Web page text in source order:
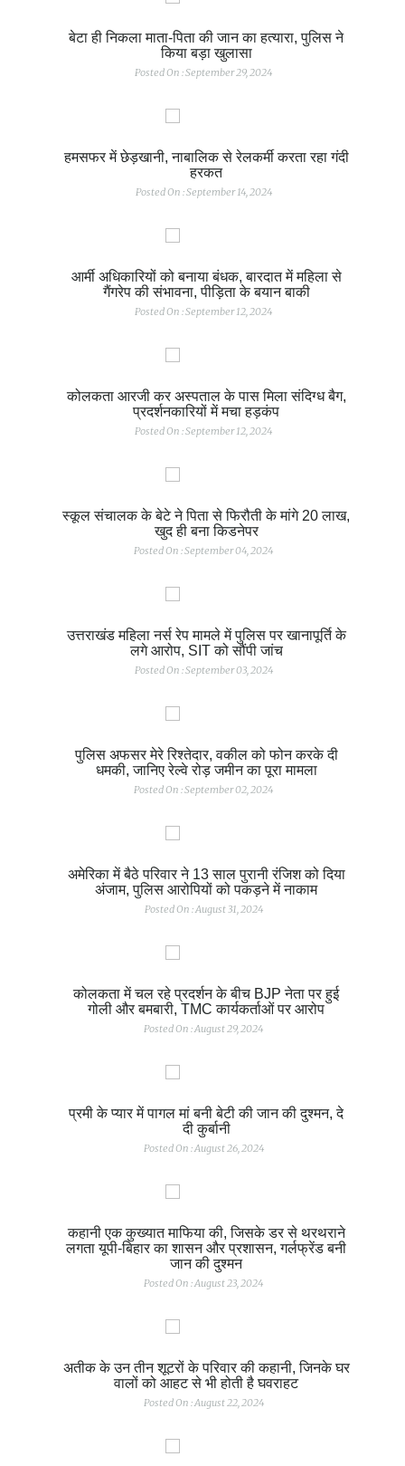
बेटा ही निकला माता-पिता की जान का हत्यारा, पुलिस ने
किया बड़ा खुलासा
Posted On : September 29, 2024
हमसफर में छेड़खानी, नाबालिक से रेलकर्मी करता रहा गंदी
हरकत
Posted On : September 14, 2024
आर्मी अधिकारियों को बनाया बंधक, बारदात में महिला से
गैंगरेप की संभावना, पीड़िता के बयान बाकी
Posted On : September 12, 2024
कोलकता आरजी कर अस्पताल के पास मिला संदिग्ध बैग,
प्रदर्शनकारियों में मचा हड़कंप
Posted On : September 12, 2024
स्कूल संचालक के बेटे ने पिता से फिरौती के मांगे 20 लाख,
खुद ही बना किडनेपर
Posted On : September 04, 2024
उत्तराखंड महिला नर्स रेप मामले में पुलिस पर खानापूर्ति के
लगे आरोप, SIT को सौंपी जांच
Posted On : September 03, 2024
पुलिस अफसर मेरे रिश्तेदार, वकील को फोन करके दी
धमकी, जानिए रेल्वे रोड़ जमीन का पूरा मामला
Posted On : September 02, 2024
अमेरिका में बैठे परिवार ने 13 साल पुरानी रंजिश को दिया
अंजाम, पुलिस आरोपियों को पकड़ने में नाकाम
Posted On : August 31, 2024
कोलकता में चल रहे प्रदर्शन के बीच BJP नेता पर हुई
गोली और बमबारी, TMC कार्यकर्ताओं पर आरोप
Posted On : August 29, 2024
प्रमी के प्यार में पागल मां बनी बेटी की जान की दुश्मन, दे
दी कुर्बानी
Posted On : August 26, 2024
कहानी एक कुख्यात माफिया की, जिसके डर से थरथराने
लगता यूपी-बिहार का शासन और प्रशासन, गर्लफ्रेंड बनी
जान की दुश्मन
Posted On : August 23, 2024
अतीक के उन तीन शूटरों के परिवार की कहानी, जिनके घर
वालों को आहट से भी होती है घवराहट
Posted On : August 22, 2024